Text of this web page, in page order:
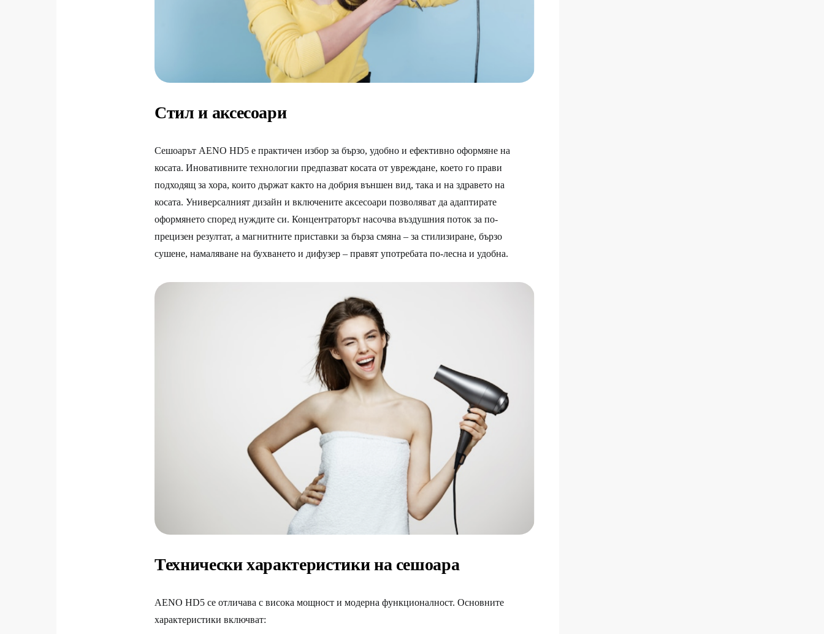
Стил и аксесоари
Сешоарът AENO HD5 е практичен избор за бързо, удобно и ефективно оформяне на
косата. Иновативните технологии предпазват косата от увреждане, което го прави
подходящ за хора, които държат както на добрия външен вид, така и на здравето на
косата. Универсалният дизайн и включените аксесоари позволяват да адаптирате
оформянето според нуждите си. Концентраторът насочва въздушния поток за по-
прецизен резултат, а магнитните приставки за бърза смяна – за стилизиране, бързо
сушене, намаляване на бухването и дифузер – правят употребата по-лесна и удобна.
Технически характеристики на сешоара
AENO HD5 се отличава с висока мощност и модерна функционалност. Основните
характеристики включват: